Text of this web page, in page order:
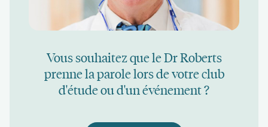
Vous souhaitez que le Dr Roberts
prenne la parole lors de votre club
d'étude ou d'un événement ?